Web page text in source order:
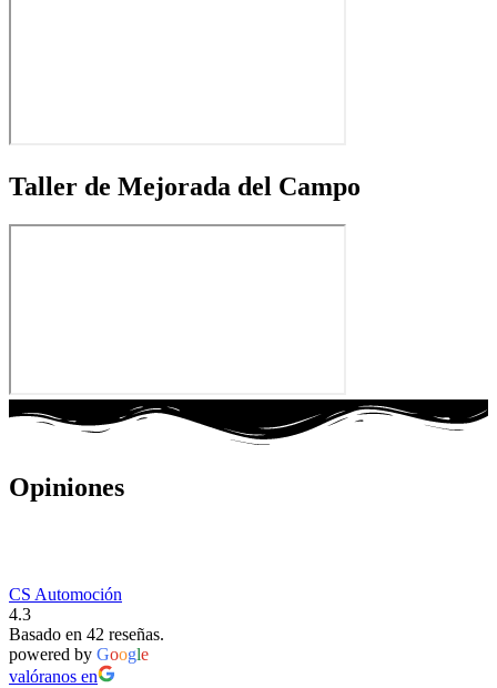
Taller de Mejorada del Campo
Opiniones
CS Automoción
4.3
Basado en 42 reseñas.
powered by Google
valóranos en